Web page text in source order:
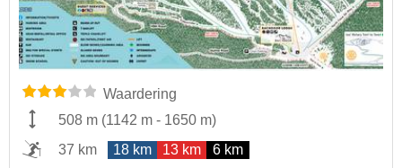
Waardering
508 m (1142 m - 1650 m)
37 km
18 km 13 km 6 km